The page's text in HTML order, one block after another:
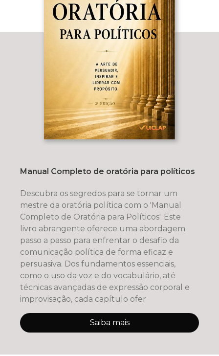
Manual Completo de oratória para políticos
Descubra os segredos para se tornar um
mestre da oratória política com o 'Manual
Completo de Oratória para Políticos'. Este
livro abrangente oferece uma abordagem
passo a passo para enfrentar o desafio da
comunicação política de forma eficaz e
persuasiva. Dos fundamentos essenciais,
como o uso da voz e do vocabulário, até
técnicas avançadas de expressão corporal e
improvisação, cada capítulo ofer
Saiba mais